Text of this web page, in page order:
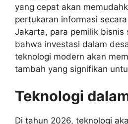
yang cepat akan
pertukaran informasi
Jakarta, para pemilik bisnis
bahwa investasi dalam
teknologi modern akan
tambah yang signifikan
Teknologi
Di tahun 2026, teknologi